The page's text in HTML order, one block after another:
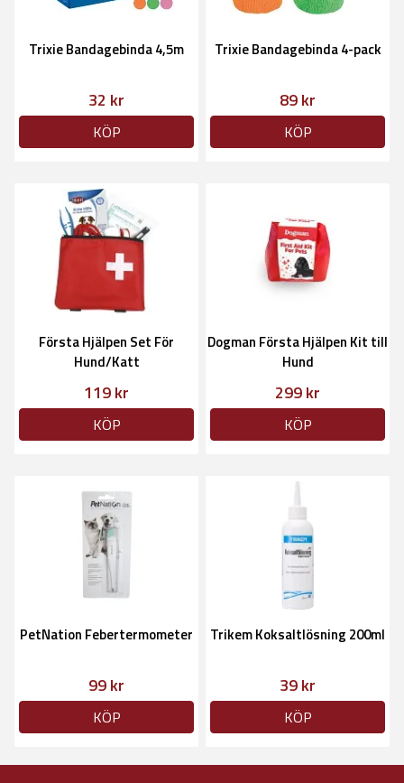
Trixie Bandagebinda 4,5m
32 kr
KÖP
Trixie Bandagebinda 4-pack
89 kr
KÖP
Första Hjälpen Set För
Hund/Katt
119 kr
KÖP
Dogman Första Hjälpen Kit till
Hund
299 kr
KÖP
PetNation Febertermometer
99 kr
KÖP
Trikem Koksaltlösning 200ml
39 kr
KÖP